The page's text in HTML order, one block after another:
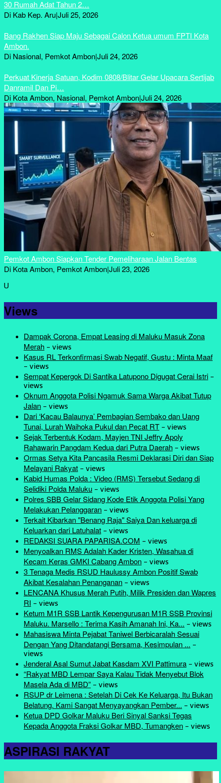
30 Rumah Adat Tahun 2…
Di Kab Kep. Aru|Juli 25, 2026
Bang Rakhen Siap Maju Sebagai Calon Ketua umum FPTI Kota
Ambon.
Di Nasional, Pemkot Ambon|Juli 24, 2026
Perkuat Kinerja Satuan, Kodim 0808/Blitar Gelar Upacara Sertijab
Danramil Dan Pi…
Di Kota Ambon, Nasional, Pemkot Ambon|Juli 24, 2026
Pemkot Ambon Siapkan Tender Pemeliharaan Jalan Bentas
Di Kota Ambon, Pemkot Ambon|Juli 23, 2026
U
Views
Dampak Corona, Empat Leasing di Maluku Masuk Zona
Merah - views
Kasus RL Terkonfirmasi Swab Negatif, Gustu : Minta Maaf
- views
Sempat Kepergok Di Santika Latupono Digugat Cerai Istri -
views
Oknum Anggota Polisi Ngamuk Sama Warga Akibat Tutup
Jalan - views
Dari ‘Kacau Balaunya’ Pembagian Sembako dan Uang
Tunai, Lurah Waihoka Pukul dan Pecat RT - views
Sejak Terbentuk Kodam, Mayjen TNI Jeffry Apoly
Rahawarin Pangdam Kedua dari Putra Daerah - views
Ormas Setya Kita Pancasila Resmi Deklarasi Diri dan Siap
Melayani Rakyat - views
Kabid Humas Polda : Video (RMS) Tersebut Sedang di
Selidiki Polda Maluku - views
Polres SBB Gelar Sidang Kode Etik Anggota Polisi Yang
Melakukan Pelanggaran - views
Terkait Kibarkan "Benang Raja" Saiya Dan keluarga di
Keluarkan dari Latuhalat - views
REDAKSI SUARA PAPARISA.COM - views
Menyoalkan RMS Adalah Kader Kristen, Wasahua di
Kecam Keras GMKI Cabang Ambon - views
3 Tenaga Medis RSUD Haulussy Ambon Positif Swab
Akibat Kesalahan Penanganan - views
LENCANA Khusus Merah Putih, Milik Presiden dan Wapres
RI - views
Ketum M1R SSB Lantik Kepengurusan M1R SSB Provinsi
Maluku. Marsello : Terima Kasih Amanah Ini, Ka... - views
Mahasiswa Minta Pejabat Taniwel Berbicaralah Sesuai
Dengan Yang Ditandatangi Bersama, Kesimpulan ... -
views
Jenderal Asal Sumut Jabat Kasdam XVI Pattimura - views
“Rakyat MBD Lempar Saya Kalau Tidak Menyebut Blok
Masela Ada di MBD” - views
RSUP dr Leimena : Setelah Di Cek Ke Keluarga, Itu Bukan
Belatung. Kami Sangat Menyayangkan Pember... - views
Ketua DPD Golkar Maluku Beri Sinyal Sanksi Tegas
Kepada Anggota Fraksi Golkar MBD, Tumangken - views
ASPIRASI RAKYAT